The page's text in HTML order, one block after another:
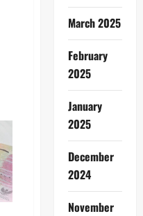
March 2025
February
2025
January
2025
December
2024
November